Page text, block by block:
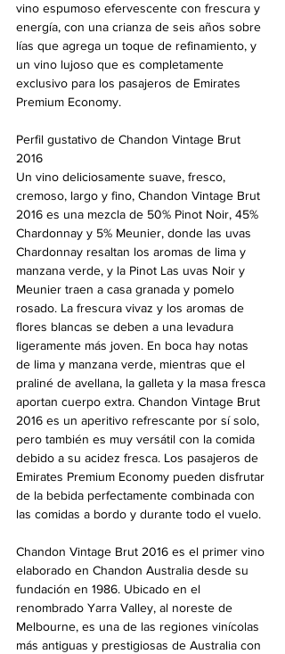
vino espumoso efervescente con frescura y
energía, con una crianza de seis años sobre
lías que agrega un toque de refinamiento, y
un vino lujoso que es completamente
exclusivo para los pasajeros de Emirates
Premium Economy.
Perfil gustativo de Chandon Vintage Brut
2016
Un vino deliciosamente suave, fresco,
cremoso, largo y fino, Chandon Vintage Brut
2016 es una mezcla de 50% Pinot Noir, 45%
Chardonnay y 5% Meunier, donde las uvas
Chardonnay resaltan los aromas de lima y
manzana verde, y la Pinot Las uvas Noir y
Meunier traen a casa granada y pomelo
rosado. La frescura vivaz y los aromas de
flores blancas se deben a una levadura
ligeramente más joven. En boca hay notas
de lima y manzana verde, mientras que el
praliné de avellana, la galleta y la masa fresca
aportan cuerpo extra. Chandon Vintage Brut
2016 es un aperitivo refrescante por sí solo,
pero también es muy versátil con la comida
debido a su acidez fresca. Los pasajeros de
Emirates Premium Economy pueden disfrutar
de la bebida perfectamente combinada con
las comidas a bordo y durante todo el vuelo.
Chandon Vintage Brut 2016 es el primer vino
elaborado en Chandon Australia desde su
fundación en 1986. Ubicado en el
renombrado Yarra Valley, al noreste de
Melbourne, es una de las regiones vinícolas
más antiguas y prestigiosas de Australia con